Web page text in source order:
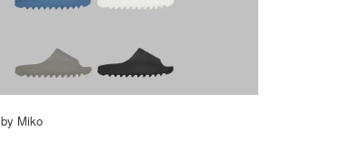
by Miko